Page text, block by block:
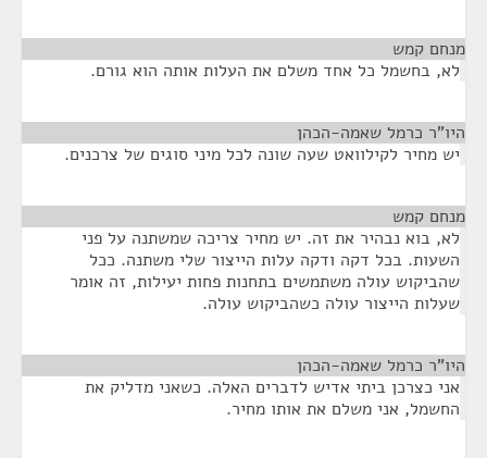
מנחם קמש
לא, בחשמל כל אחד משלם את העלות אותה הוא גורם.
היו"ר כרמל שאמה-הכהן
יש מחיר לקילוואט שעה שונה לכל מיני סוגים של צרכנים.
מנחם קמש
לא, בוא נבהיר את זה. יש מחיר צריכה שמשתנה על פני
השעות. בכל דקה ודקה עלות הייצור שלי משתנה. ככל
שהביקוש עולה משתמשים בתחנות פחות יעילות, זה אומר
שעלות הייצור עולה כשהביקוש עולה.
היו"ר כרמל שאמה-הכהן
אני כצרכן ביתי אדיש לדברים האלה. כשאני מדליק את
החשמל, אני משלם את אותו מחיר.